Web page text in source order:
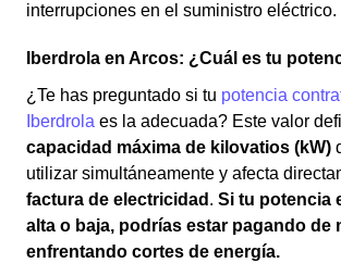
interrupciones en el suministro eléctrico.
Iberdrola en Arcos: ¿Cuál es tu
¿Te has preguntado si tu potencia
Iberdrola es la adecuada? Este valor
capacidad máxima de kilovatios (kW)
utilizar simultáneamente y afecta
factura de electricidad . Si tu potencia
alta o baja, podrías estar pagando de
enfrentando cortes de energía.